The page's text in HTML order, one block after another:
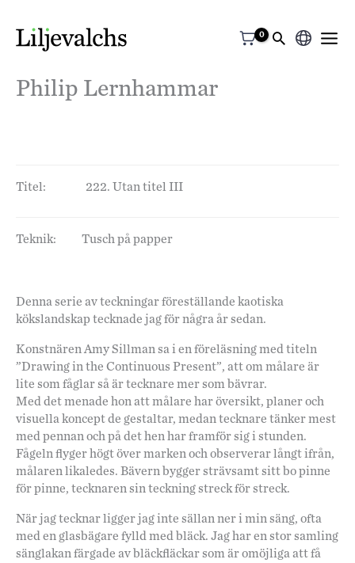
Välj
Philip Lernhammar
Titel: 222. Utan titel III
Teknik: Tusch på papper
Denna serie av teckningar föreställande kaotiska
kökslandskap tecknade jag för några år sedan.
Konstnären Amy Sillman sa i en föreläsning med titeln
”Drawing in the Continuous Present”, att om målare är
lite som fåglar så är tecknare mer som bävrar.
Med det menade hon att målare har översikt, planer och
visuella koncept de gestaltar, medan tecknare tänker mest
med pennan och på det hen har framför sig i stunden.
Fågeln flyger högt över marken och observerar långt ifrån,
målaren likaledes. Bävern bygger strävsamt sitt bo pinne
för pinne, tecknaren sin teckning streck för streck.
När jag tecknar ligger jag inte sällan ner i min säng, ofta
med en glasbägare fylld med bläck. Jag har en stor samling
sänglakan färgade av bläckfläckar som är omöjliga att få